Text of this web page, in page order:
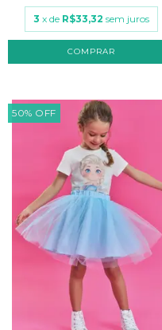
3 x de R$33,32 sem juros
COMPRAR
50% OFF